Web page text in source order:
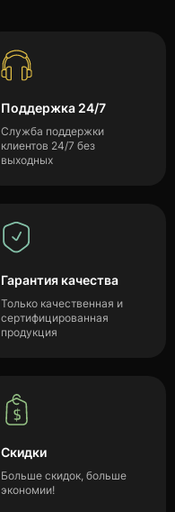
Поддержка 24/7
Служба поддержки
клиентов 24/7 без
выходных
Гарантия качества
Только качественная и
сертифицированная
продукция
Скидки
Больше скидок, больше
экономии!